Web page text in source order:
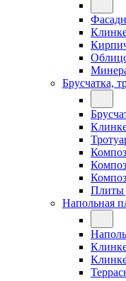
Брусчатка,
Плиты
Напольная